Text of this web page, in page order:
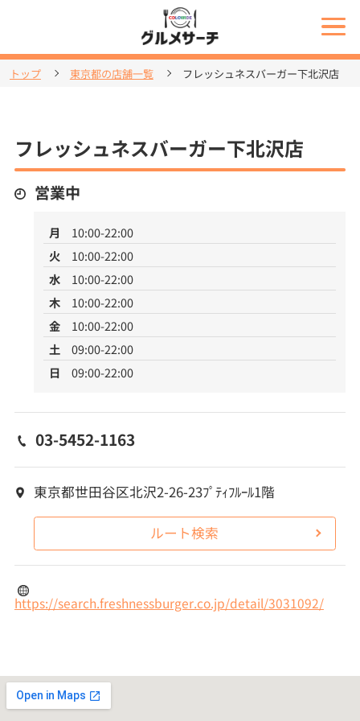
トップ 東京都の店舗一覧 フレッシュネスバーガー下北沢店
フレッシュネスバーガー下北沢店
営業中
月
10:00-22:00
火
10:00-22:00
水
10:00-22:00
木
10:00-22:00
金
10:00-22:00
土
09:00-22:00
日
09:00-22:00
03-5452-1163
東京都世田谷区北沢2-26-23ﾌﾟﾃｨﾌﾙｰﾙ1階
ルート検索
https://search.freshnessburger.co.jp/detail/3031092/